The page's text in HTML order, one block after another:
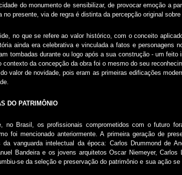
do monumento de sensibilizar, de provocar emoção a
presente, via de regra é distinta da percepção original
no que se refere ao valor histórico, com o conceito
ainda era celebrativa e vinculada a fatos e personagens
tombadas durante ou logo após a sua construção - um
contexto da concepção da obra foi o mesmo do seu
valor de novidade, pois eram as primeiras edificações
DO PATRIMÔNIO
no Brasil, os profissionais comprometidos com o futuro
foi mencionado anteriormente. A primeira geração de
da vanguarda intelectual da época: Carlos Drummond de
Bandeira e os jovens arquitetos Oscar Niemeyer,
se da seleção e preservação do patrimônio e sua ação